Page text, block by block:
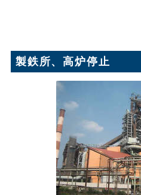
製鉄所、高炉停止